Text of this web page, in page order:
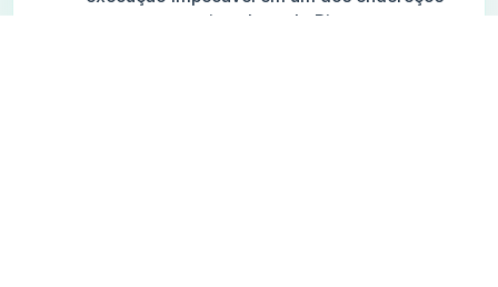
mais nobres do Rio.